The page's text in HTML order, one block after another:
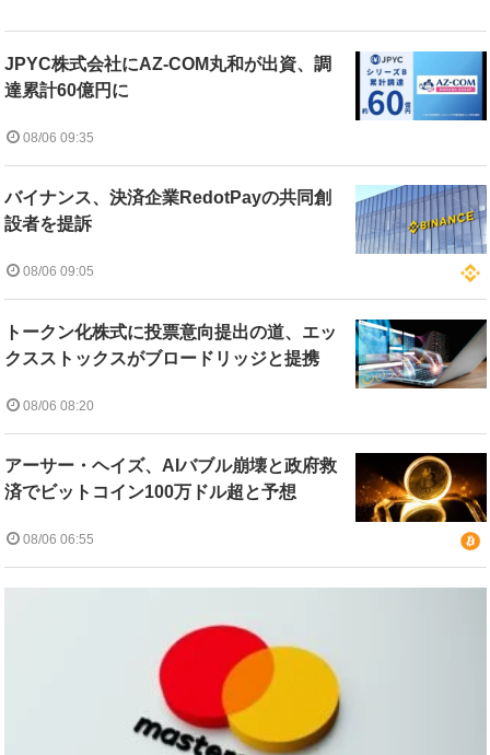
JPYC株式会社にAZ-COM丸和が出資、調
達累計60億円に
08/06 09:35
バイナンス、決済企業RedotPayの共同創
設者を提訴
08/06 09:05
トークン化株式に投票意向提出の道、エッ
クスストックスがブロードリッジと提携
08/06 08:20
アーサー・ヘイズ、AIバブル崩壊と政府救
済でビットコイン100万ドル超と予想
08/06 06:55